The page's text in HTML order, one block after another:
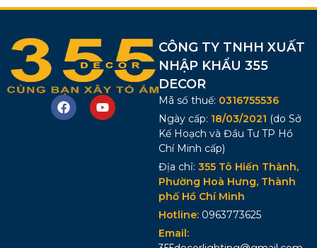
CÔNG TY TNHH XUẤT
NHẬP KHẨU 355
DECOR
Mã số thuế: 0316755536
Ngày cấp: 18/03/2021 (do Sở
Kế Hoạch và Đầu Tư TP Hồ
Chí Minh cấp)
Địa chỉ: 355 Tô Hiến Thành,
Phường Hoà Hưng, Thành
phố Hồ Chí Minh
Hotline: 0963773625
Email: